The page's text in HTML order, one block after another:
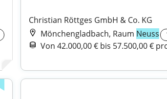
Christian Röttges GmbH & Co. KG
Mönchengladbach, Raum Neuss
Von 42.000,00 € bis 57.500,00 €